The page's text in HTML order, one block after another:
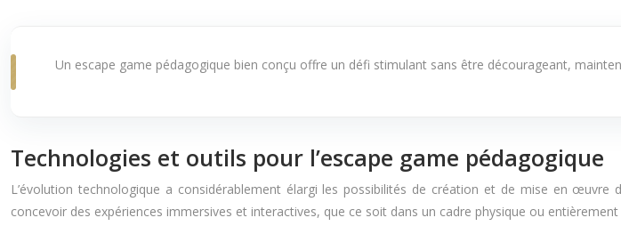
Un escape game pédagogique bien conçu offre un défi stimulant sans être décourageant,
Technologies et outils pour l’escape game pédagogique
L’évolution technologique a considérablement élargi les possibilités de création et de mise en
concevoir des expériences immersives et interactives, que ce soit dans un cadre physique ou entièrement